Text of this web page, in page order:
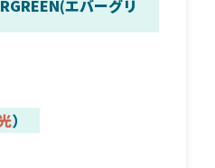
エバーグリ
）
ス XR！ライトリグを
2025年2月2日